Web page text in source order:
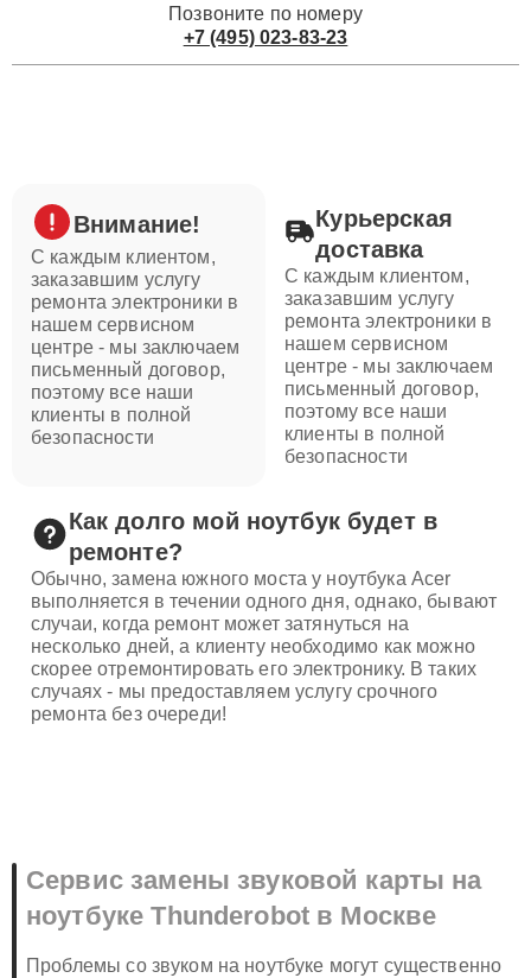
Позвоните по номеру
+7 (495) 023-83-23
Внимание!
С каждым клиентом,
заказавшим услугу
ремонта электроники в
нашем сервисном
центре - мы заключаем
письменный договор,
поэтому все наши
клиенты в полной
безопасности
Курьерская
доставка
С каждым клиентом,
заказавшим услугу
ремонта электроники в
нашем сервисном
центре - мы заключаем
письменный договор,
поэтому все наши
клиенты в полной
безопасности
Как долго мой ноутбук будет в
ремонте?
Обычно, замена южного моста у ноутбука Acer
выполняется в течении одного дня, однако, бывают
случаи, когда ремонт может затянуться на
несколько дней, а клиенту необходимо как можно
скорее отремонтировать его электронику. В таких
случаях - мы предоставляем услугу срочного
ремонта без очереди!
Сервис замены звуковой карты на
ноутбуке Thunderobot в Москве
Проблемы со звуком на ноутбуке могут существенно